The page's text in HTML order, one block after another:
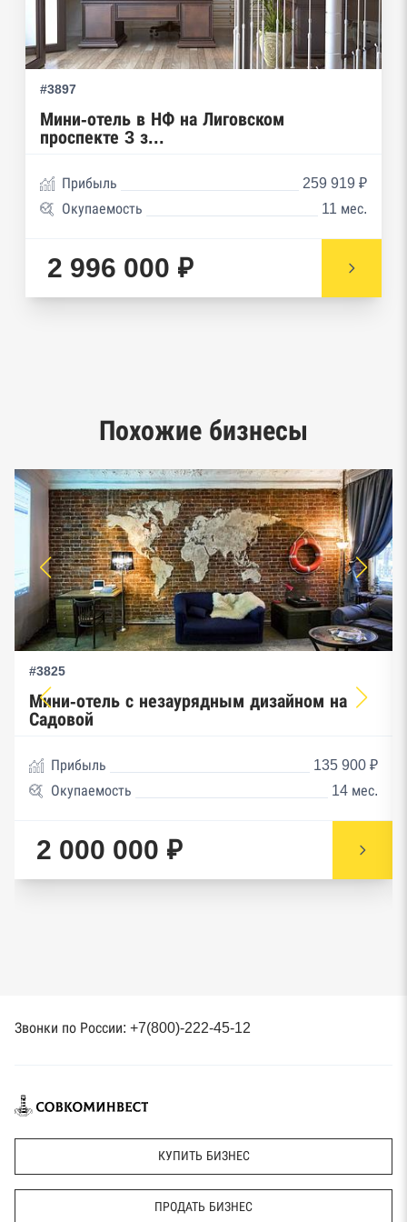
Реестры особых адресов ФНС
Реестр дисквалифицированных лиц
Реестры ФНС
Реестр заключенных госконтрактов
Реестр членов Торгово-промышленной палаты
имущества нотариальной палаты
Реестр недействительных паспортов ФМС
предпринимательства ФНС
#3897
Мини-отель в НФ на Лиговском
проспекте 3 з...
Прибыль
259 919 ₽
Окупаемость
11 мес.
2 996 000 ₽
Похожие бизнесы
#3825
Мини-отель с незаурядным дизайном на
Садовой
Прибыль
135 900 ₽
Окупаемость
14 мес.
2 000 000 ₽
Звонки по России: +7(800)-222-45-12
КУПИТЬ БИЗНЕС
ПРОДАТЬ БИЗНЕС